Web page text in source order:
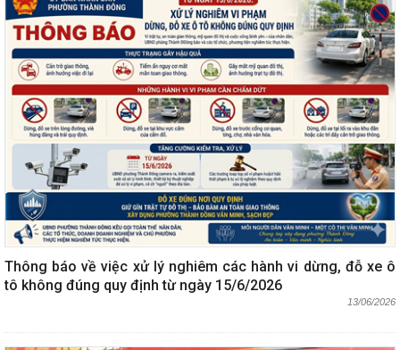
Thông báo về việc xử lý nghiêm các hành vi dừng, đỗ xe ô
tô không đúng quy định từ ngày 15/6/2026
13/06/2026